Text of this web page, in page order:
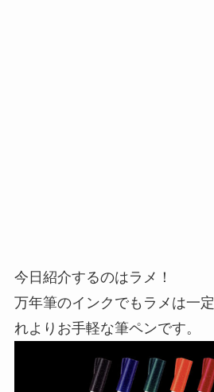
今日紹介するのはラメ！
万年筆のインクでもラメは一
れよりお手軽な筆ペンです。